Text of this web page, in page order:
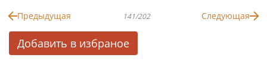
Предыдущая 141/202 Следующая
Добавить в избраное